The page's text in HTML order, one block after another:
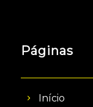
Páginas
Início